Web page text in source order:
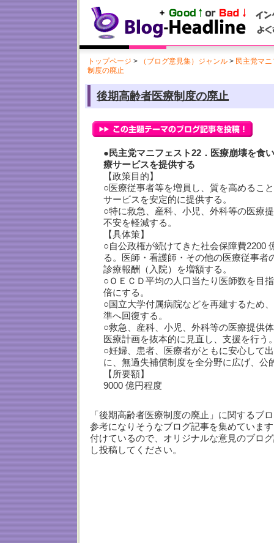
トップページ > （ブログ意見集）ジャンル > 民主党マ
制度の廃止
後期高齢者医療制度の廃止
●民主党マニフェスト22．医療崩壊を食
療サービスを提供する
【政策目的】
○医療従事者等を増員し、質を高めるこ
サービスを安定的に提供する。
○特に救急、産科、小児、外科等の医療
不安を軽減する。
【具体策】
○自公政権が続けてきた社会保障費2200
る。医師・看護師・その他の医療従事者
診療報酬（入院）を増額する。
○ＯＥＣＤ平均の人口当たり医師数を目
倍にする。
○国立大学付属病院などを再建するため
準へ回復する。
○救急、産科、小児、外科等の医療提供
医療計画を抜本的に見直し、支援を行う
○妊婦、患者、医療者がともに安心して
に、無過失補償制度を全分野に広げ、公
【所要額】
9000 億円程度
「後期高齢者医療制度の廃止」に関するブ
参考になりそうなブログ記事を集めていま
付けているので、オリジナルな意見のブロ
し投稿してください。